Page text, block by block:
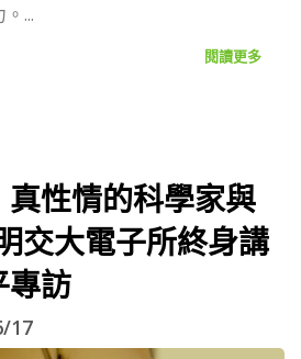
...
閱讀更多
性情的科學家與
交大電子所終身講
專訪
17